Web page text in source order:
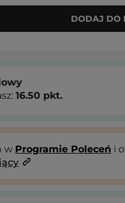
DODAJ DO
16.50 pkt.
w Programie Poleceń i